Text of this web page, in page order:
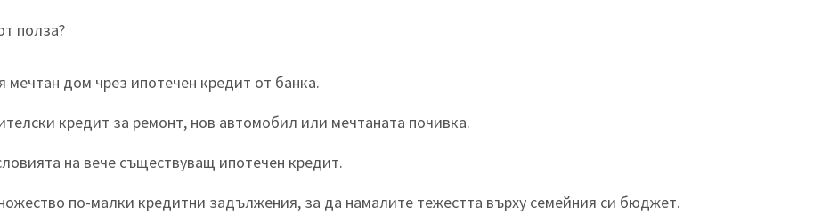
полза?
мечтан дом чрез ипотечен кредит от банка.
кредит за ремонт, нов автомобил или мечтаната почивка.
на вече съществуващ ипотечен кредит.
по-малки кредитни задължения, за да намалите тежестта върху семейния си бюджет.